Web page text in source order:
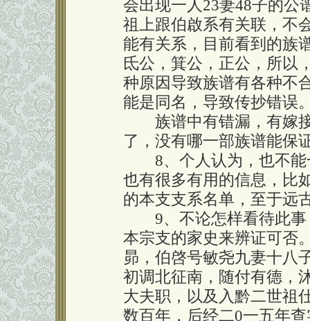
会出现一人23妻48子的公
祖上跟伯啟系有关联，不
能有关系，目前看到的族
氐公，箕公，正公，所以
种原因导致族谱有各种不
能是同名，导致传抄错误
族谱中有错漏，有嫁接
了，没有哪一部族谱能保
8、个人认为，也不能
也有很多有用的信息，比
的本支支系名单，至于远
9、不论怎样看待此事
本宗支的家史来辨证可否
昴，伯啓号敏尧九妻十八
初调北征南，随付有德，
大夫职，以及入黔二世祖
数百年，后经二0一五年